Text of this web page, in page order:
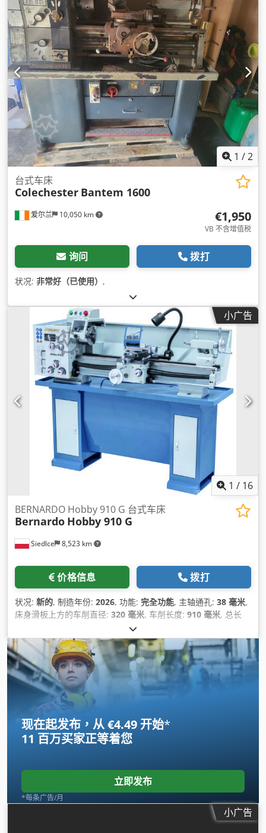
1 /2
爱尔兰 10,050 km
台式车床
Colechester Bantem 1600
€1,950
VB 不含增值税
询问 拨打
状况: 非常好（已使用） ,
小广告
1 / 16
Siedlce 8,523 km
BERNARDO Hobby 910 G 台式车床
Bernardo Hobby 910 G
价格信息 拨打
状况: 新的, 制造年份: 2026, 功能: 完全功能, 主轴通孔: 38 毫米,
床身滑板上方的车削直径: 320 毫米, 车削长度: 910 毫米, 总长
1,610 毫米, 总高度:
（最大）:1,650 转/分, 主轴转速（最小）:65 转/分, 公制螺纹直
径（最大）:6 毫米, 公制螺纹步距:23, 总重量:272 千克, 三爪卡
盘直径:
160 毫米,
现在起发布，从 €4.49 开始*
11 百万买家正等着您
立即发布
*每条广告/月
小广告